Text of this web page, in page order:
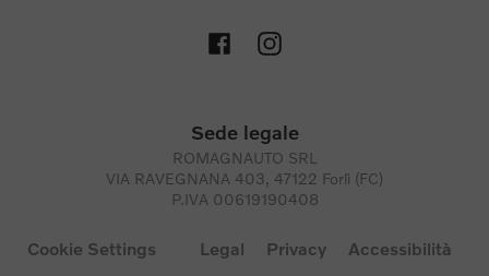
Sede legale
ROMAGNAUTO SRL
VIA RAVEGNANA 403, 47122 Forlì (FC)
P.IVA 00619190408
Cookie Settings Legal Privacy Accessibilità